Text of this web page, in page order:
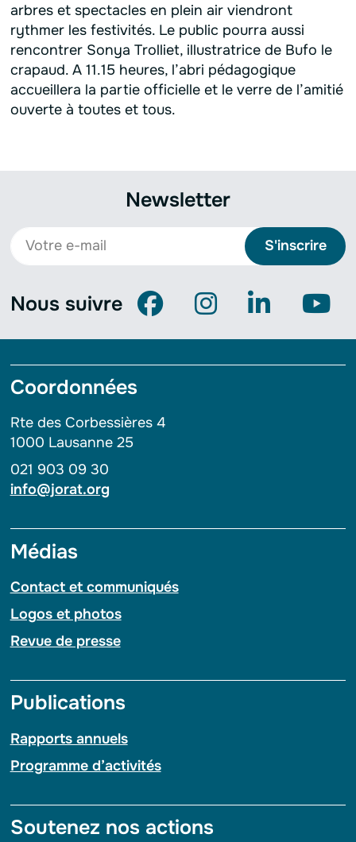
arbres et spectacles en plein air viendront
rythmer les festivités. Le public pourra aussi
rencontrer Sonya Trolliet, illustratrice de Bufo le
crapaud. A 11.15 heures, l’abri pédagogique
accueillera la partie officielle et le verre de l’amitié
ouverte à toutes et tous.
Newsletter
S'inscrire
Nous suivre
Coordonnées
Rte des Corbessières 4
1000 Lausanne 25
021 903 09 30
info@jorat.org
Médias
Contact et communiqués
Logos et photos
Revue de presse
Publications
Rapports annuels
Programme d’activités
Soutenez nos actions